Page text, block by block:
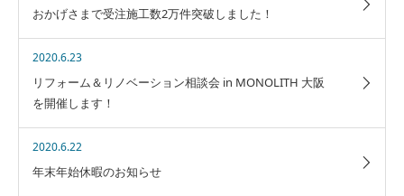
おかげさまで受注施工数2万件突破しました！
2020.6.23
リフォーム＆リノベーション相談会 in MONOLITH 大阪
を開催します！
2020.6.22
年末年始休暇のお知らせ